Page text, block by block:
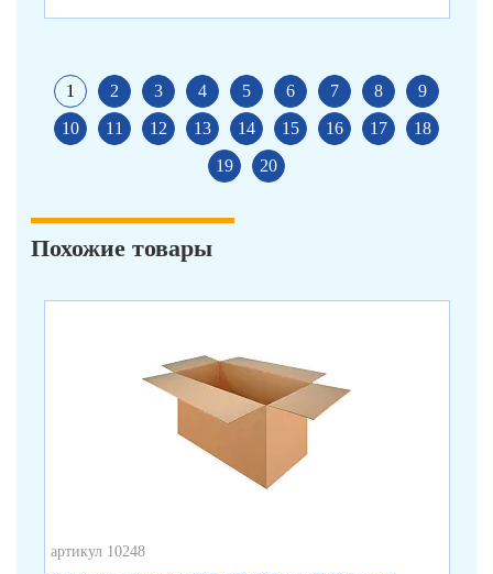
1 2 3 4 5 6 7 8
9
10
11 12 13 14 15 16 17
18
19
20
Похожие товары
артикул 10248